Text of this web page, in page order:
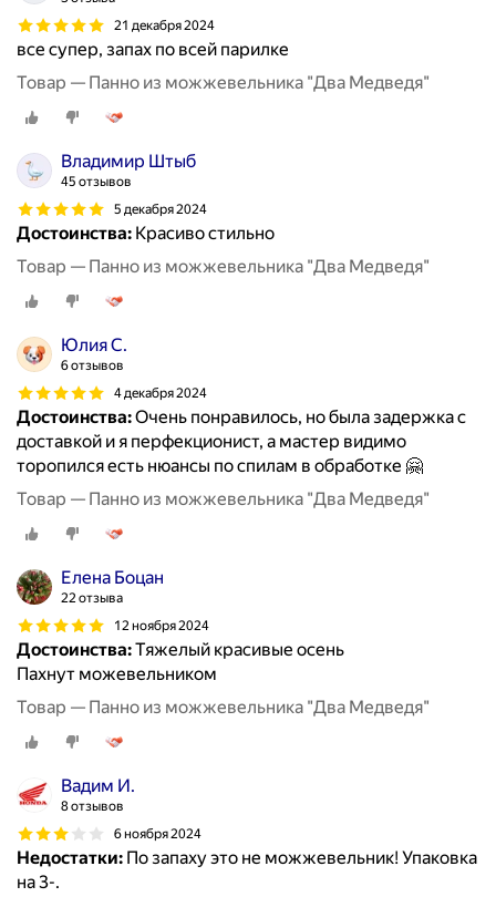
21 декабря 2024
все супер, запах по всей парилке
Товар — Панно из можжевельника "Два Медведя"
Владимир Штыб
45 отзывов
5 декабря 2024
Достоинства: Красиво стильно
Товар — Панно из можжевельника "Два Медведя"
Юлия С.
6 отзывов
4 декабря 2024
Достоинства:Очень понравилось, но была задержка с
доставкой и я перфекционист, а мастер видимо
торопился есть нюансы по спилам в обработке 🤗
Товар — Панно из можжевельника "Два Медведя"
Елена Боцан
22 отзыва
12 ноября 2024
Достоинства:Тяжелый красивые осень
Пахнут можевельником
Товар — Панно из можжевельника "Два Медведя"
Вадим И.
8 отзывов
6 ноября 2024
Недостатки: По запаху это не можжевельник! Упаковка
на 3-.